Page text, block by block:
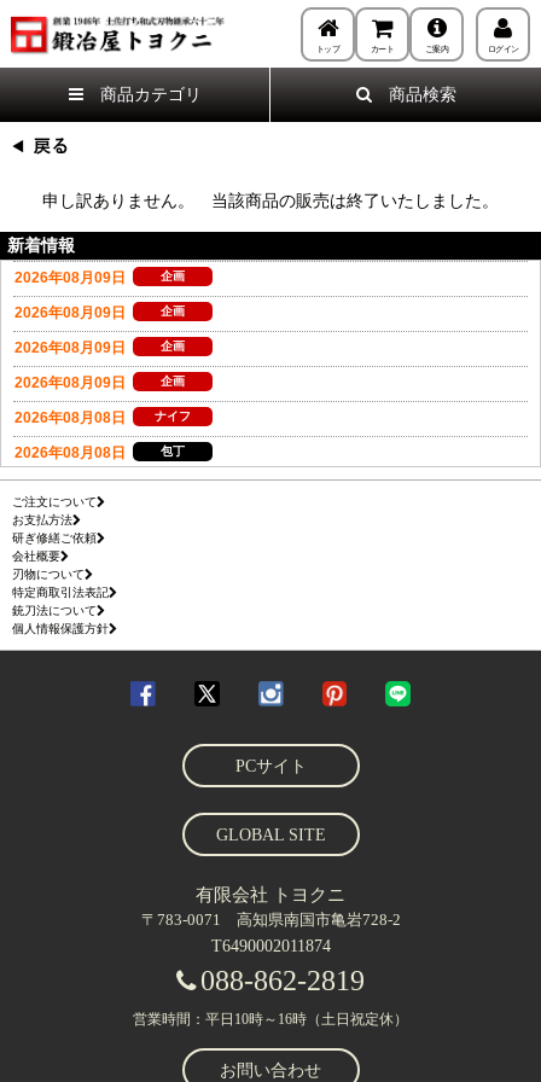
トップ カート ご案内 ログイン
商品カテゴリ 商品検索
申し訳ありません。 当該商品の販売は終了いたしました。
新着情報
ご注文について
お支払方法
研ぎ修繕ご依頼
会社概要
刃物について
特定商取引法表記
銃刀法について
個人情報保護方針
PCサイト
GLOBAL SITE
有限会社 トヨクニ
〒783-0071 高知県南国市亀岩728-2
T6490002011874
088-862-2819
営業時間：平日10時～16時（土日祝定休）
お問い合わせ